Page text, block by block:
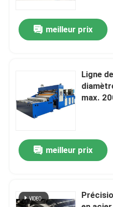
Contactez-nous
Cas
Métal fendant la ligne
Précision fendant la ligne
meilleur prix
Ligne
max.
meilleur prix